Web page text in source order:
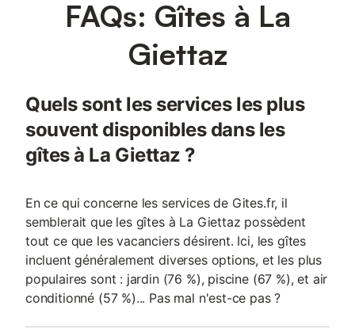
FAQs: Gîtes à La
Giettaz
Quels sont les services les plus
souvent disponibles dans les
gîtes à La Giettaz ?
En ce qui concerne les services de Gites.fr, il
semblerait que les gîtes à La Giettaz possèdent
tout ce que les vacanciers désirent. Ici, les gîtes
incluent généralement diverses options, et les plus
populaires sont : jardin (76 %), piscine (67 %), et air
conditionné (57 %)... Pas mal n'est-ce pas ?